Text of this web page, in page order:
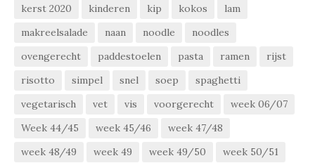
kerst 2020
kinderen kip kokos
lam
makreelsalade
naan noodle
noodles
ovengerecht
paddestoelen pasta ramen
rijst
risotto
simpel snel soep
spaghetti
vegetarisch
vet vis voorgerecht
week 06/07
Week 44/45
week 45/46
week 47/48
week 48/49
week 49 week 49/50 week 50/51